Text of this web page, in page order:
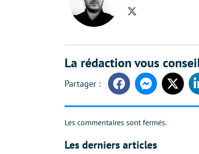
Twitter
La rédaction vous
FacebookMessengerTwitter
Les commentaires sont fermés.
Les derniers articles